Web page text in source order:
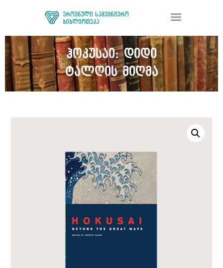
ჰოკუსაი: დიდი
ტალღის მიღმა
ᲑᲘᲑᲚᲘᲝᲗᲔᲙᲐ
ᲛᲝᲛᲡᲐᲮᲣᲠᲔᲑᲐ
ᲠᲔᲡᲣᲠᲡᲘ
ᲙᲝᲜᲢᲐᲥᲢᲘ